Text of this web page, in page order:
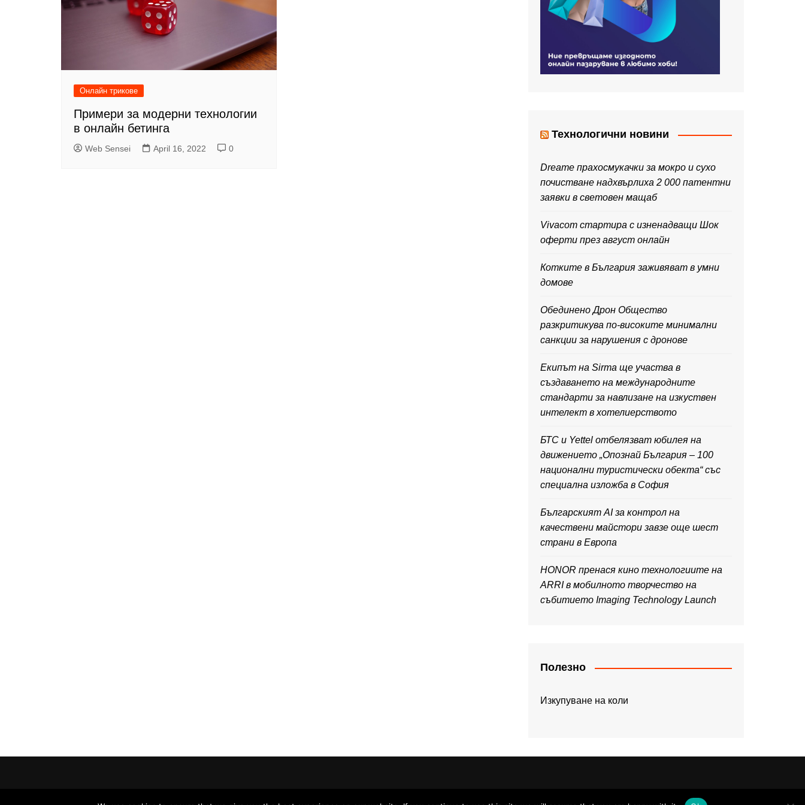
Онлайн трикове
Примери за модерни технологии
в онлайн бетинга
Web Sensei April 16, 2022 0
Технологични новини
Dreame прахосмукачки за мокро и сухо
почистване надхвърлиха 2 000 патентни
заявки в световен мащаб
Vivacom стартира с изненадващи Шок
оферти през август онлайн
Котките в България заживяват в умни
домове
Обединено Дрон Общество
разкритикува по-високите минимални
санкции за нарушения с дронове
Екипът на Sirma ще участва в
създаването на международните
стандарти за навлизане на изкуствен
интелект в хотелиерството
БТС и Yettel отбелязват юбилея на
движението „Опознай България – 100
национални туристически обекта“ със
специална изложба в София
Българският AI за контрол на
качествени майстори завзе още шест
страни в Европа
HONOR пренася кино технологиите на
ARRI в мобилното творчество на
събитието Imaging Technology Launch
Полезно
Изкупуване на коли